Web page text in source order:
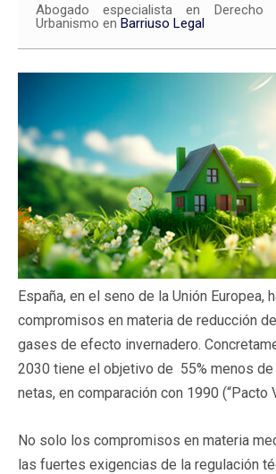
Abogado especialista en Derecho
Urbanismo en Barriuso Legal
España, en el seno de la Unión Europea,
compromisos en materia de reducción
gases de efecto invernadero.
2030 tiene el objetivo de 55% menos
netas, en comparación con 1990 (“Pacto
No solo los compromisos en materia
las fuertes exigencias de la regulación